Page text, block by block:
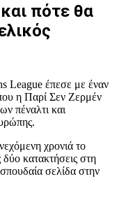
πότε θα
League έπεσε με έναν
η Παρί Σεν Ζερμέν
πέναλτι και
χρονιά το
δύο κατακτήσεις στη
σελίδα στην